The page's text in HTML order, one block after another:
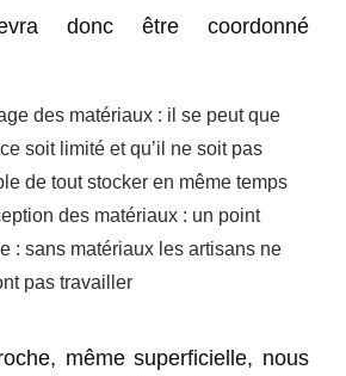
donc être coordonné
des matériaux : il se peut que
soit limité et qu’il ne soit pas
de tout stocker en même temps
des matériaux : un point
: sans matériaux les artisans ne
pas travailler
même superficielle, nous